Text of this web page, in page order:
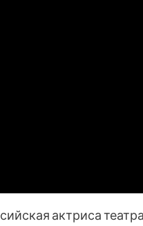
актриса